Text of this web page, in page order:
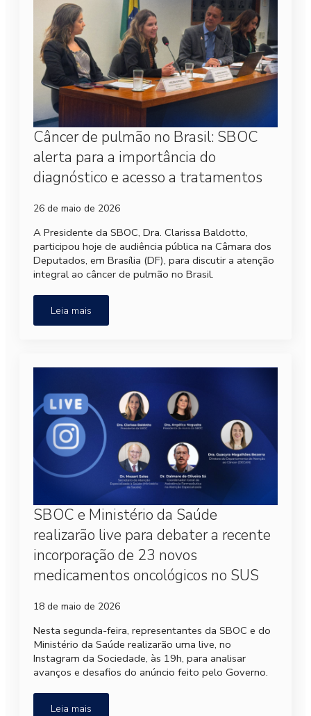
Câncer de pulmão no Brasil: SBOC
alerta para a importância do
diagnóstico e acesso a tratamentos
26 de maio de 2026
A Presidente da SBOC, Dra. Clarissa Baldotto,
participou hoje de audiência pública na Câmara dos
Deputados, em Brasília (DF), para discutir a atenção
integral ao câncer de pulmão no Brasil.
Leia mais
SBOC e Ministério da Saúde
realizarão live para debater a recente
incorporação de 23 novos
medicamentos oncológicos no SUS
18 de maio de 2026
Nesta segunda-feira, representantes da SBOC e do
Ministério da Saúde realizarão uma live, no
Instagram da Sociedade, às 19h, para analisar
avanços e desafios do anúncio feito pelo Governo.
Leia mais